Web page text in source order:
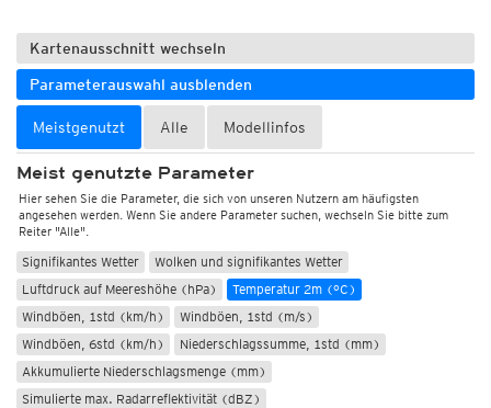
Kartenausschnitt wechseln
Parameterauswahl ausblenden
Meistgenutzt Alle Modellinfos
Meist genutzte Parameter
Hier sehen Sie die Parameter, die sich von unseren Nutzern am häufigsten
angesehen werden. Wenn Sie andere Parameter suchen, wechseln Sie bitte zum
Reiter "Alle".
Signifikantes Wetter
Wolken und signifikantes Wetter
Luftdruck auf Meereshöhe (hPa)
Temperatur 2m (°C)
Windböen, 1std (km/h)
Windböen, 1std (m/s)
Windböen, 6std (km/h)
Niederschlagssumme, 1std (mm)
Akkumulierte Niederschlagsmenge (mm)
Simulierte max. Radarreflektivität (dBZ)